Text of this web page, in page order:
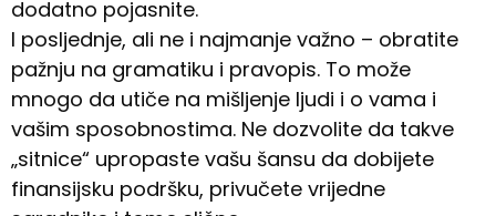
dodatno pojasnite.
I posljednje, ali ne i najmanje važno – obratite
pažnju na gramatiku i pravopis. To može
mnogo da utiče na mišljenje ljudi i o vama i
vašim sposobnostima. Ne dozvolite da takve
„sitnice“ upropaste vašu šansu da dobijete
finansijsku podršku, privučete vrijedne